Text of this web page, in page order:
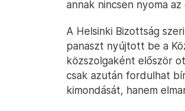
annak nincsen nyoma
A Helsinki Bizottság
panaszt nyújtott be a
közszolgaként először
csak azután fordulhat
kimondását, hanem